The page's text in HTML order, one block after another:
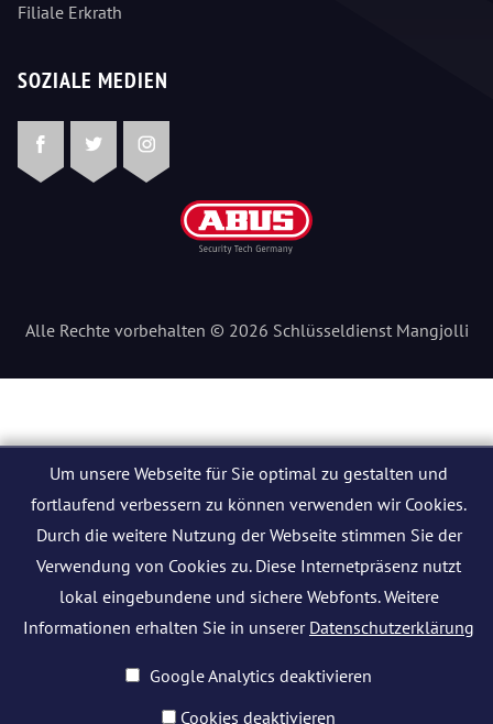
Filiale Erkrath
SOZIALE MEDIEN
FacebookTwitterInstagram
Alle Rechte vorbehalten © 2026 Schlüsseldienst Mangjolli
Um unsere Webseite für Sie optimal zu gestalten und
fortlaufend verbessern zu können verwenden wir Cookies.
Durch die weitere Nutzung der Webseite stimmen Sie der
Verwendung von Cookies zu. Diese Internetpräsenz nutzt
lokal eingebundene und sichere Webfonts. Weitere
Informationen erhalten Sie in unserer Datenschutzerklärung
Google Analytics deaktivieren
Cookies deaktivieren